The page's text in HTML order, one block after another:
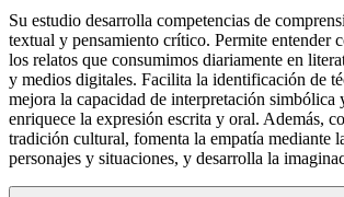
Su estudio desarrolla competencias de
textual y pensamiento crítico. Permite entender
los relatos que consumimos diariamente en
y medios digitales. Facilita la identificación de
mejora la capacidad de interpretación simbólica
enriquece la expresión escrita y oral. Además,
tradición cultural, fomenta la empatía mediante
personajes y situaciones, y desarrolla la